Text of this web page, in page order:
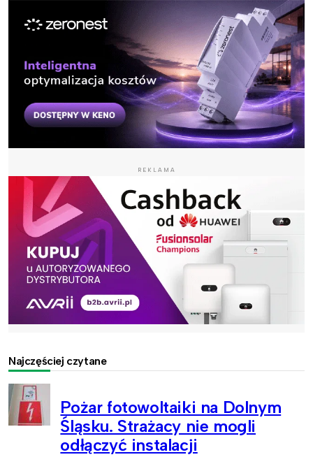
REKLAMA
Najczęściej czytane
Pożar fotowoltaiki na Dolnym
Śląsku. Strażacy nie mogli
odłączyć instalacji